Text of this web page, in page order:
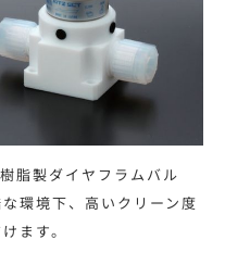
脂製ダイヤフラムバル
環境下、高いクリーン度
ます。